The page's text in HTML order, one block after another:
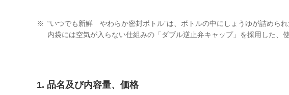
※ “いつでも新鮮 やわらか密封ボトル”は、ボトルの中にしょうゆが詰めら
内袋には空気が入らない仕組みの「ダブル逆止弁キャップ」を採用した
1. 品名及び内容量、価格